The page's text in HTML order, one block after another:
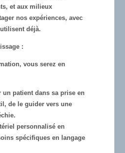
et aux milieux
nos expériences, avec
déjà.
:
vous serez en
un patient dans sa prise en
de le guider vers une
personnalisé en
spécifiques en langage